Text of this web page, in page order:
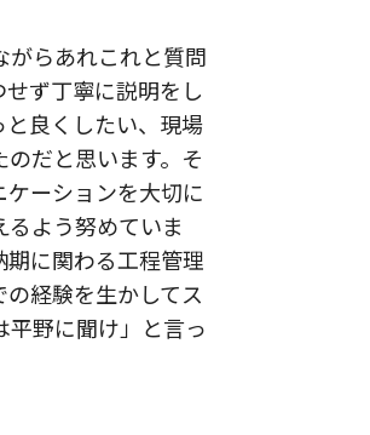
がらあれこれと質問
ず丁寧に説明をし
良くしたい、現場
だと思います。そ
ーションを大切に
よう努めていま
に関わる工程管理
経験を生かしてス
野に聞け」と言っ